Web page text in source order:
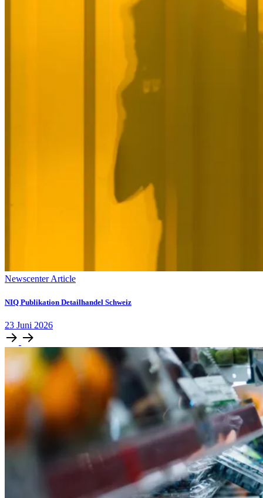
Newscenter Article
NIQ Publikation Detailhandel Schweiz
23 Juni 2026